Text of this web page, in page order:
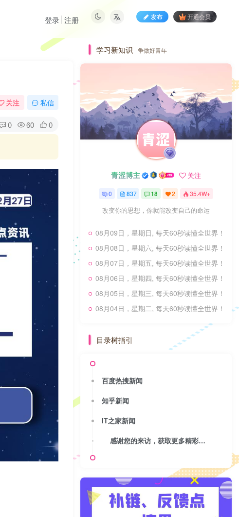
发布 开通会员
登录 注册
关注 私信
0 60 0
学习新知识 争做好青年
青涩博主 关注
0 837 18 2 35.4W+
改变你的思想，你就能改变自己的命运
08月09日，星期日, 每天60秒读懂全世界！
08月08日，星期六, 每天60秒读懂全世界！
08月07日，星期五, 每天60秒读懂全世界！
08月06日，星期四, 每天60秒读懂全世界！
08月05日，星期三, 每天60秒读懂全世界！
08月04日，星期二, 每天60秒读懂全世界！
目录树指引
百度热搜新闻
知乎新闻
IT之家新闻
感谢您的来访，获取更多精彩文章请收藏本站。